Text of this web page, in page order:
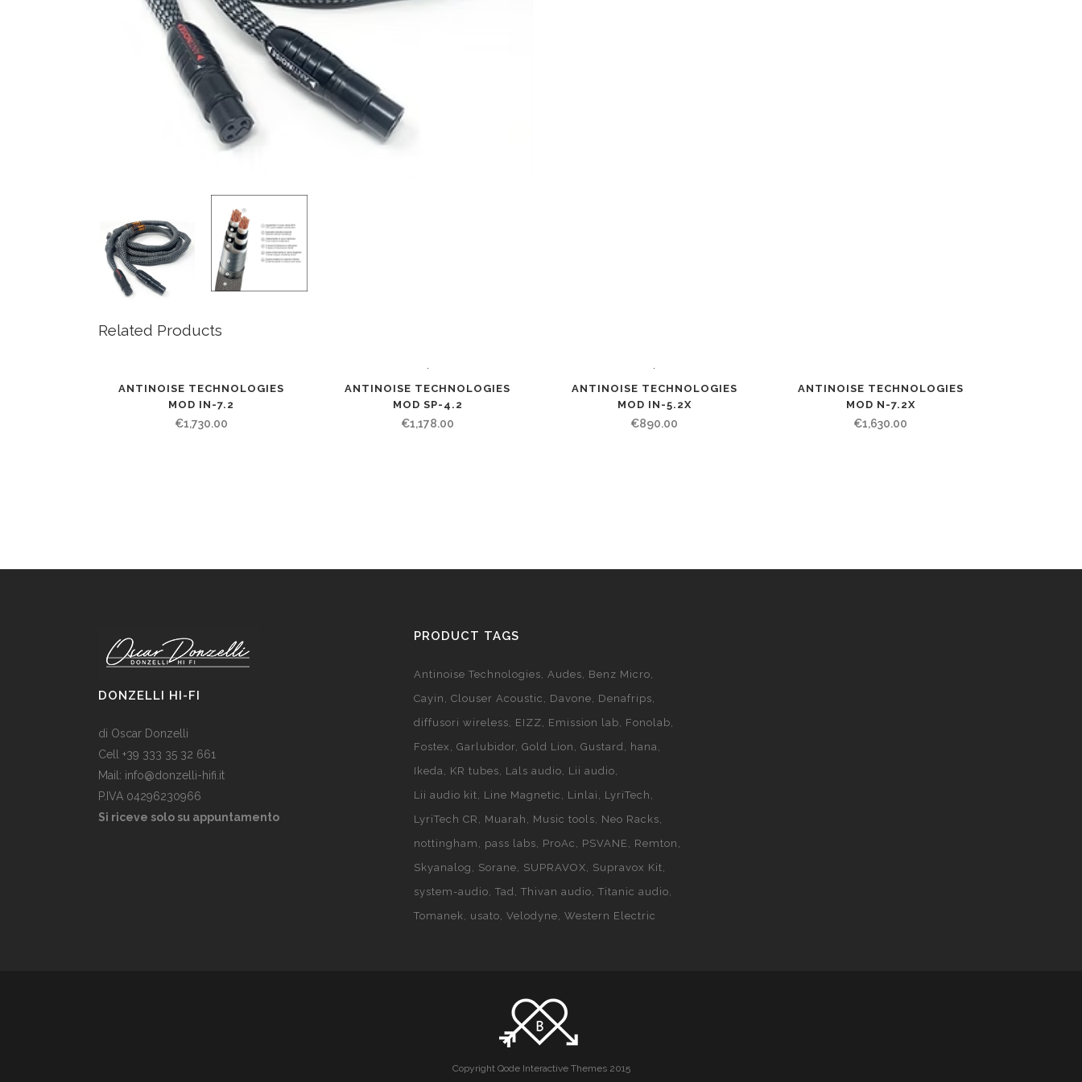
Related Products
ANTINOISE TECHNOLOGIES
MOD IN-7.2
€1,730.00
ANTINOISE TECHNOLOGIES
MOD SP-4.2
€1,178.00
ANTINOISE TECHNOLOGIES
MOD IN-5.2X
€890.00
ANTINOISE TECHNOLOGIES
MOD N-7.2X
€1,630.00
DONZELLI HI-FI
di Oscar Donzelli
Cell +39 333 35 32 661
Mail: info@donzelli-hifi.it
P.IVA 04296230966
Si riceve solo su appuntamento
PRODUCT TAGS
Antinoise Technologies Audes
Benz Micro
Cayin
Clouser Acoustic Davone
Denafrips
diffusori wireless
EIZZ Emission lab
Fonolab
Fostex
Garlubidor Gold Lion Gustard
hana
Ikeda
KR tubes Lals audio
Lii audio
Lii audio kit
Line Magnetic Linlai
LyriTech
LyriTech CR
Muarah Music tools
Neo Racks
nottingham
pass labs ProAc PSVANE
Remton
Skyanalog
Sorane SUPRAVOX
Supravox Kit
system-audio Tad Thivan audio Titanic audio
Tomanek
usato Velodyne Western Electric
Copyright Qode Interactive Themes 2015